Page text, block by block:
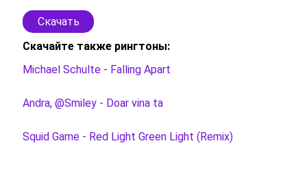
Скачать
Скачайте также рингтоны:
Michael Schulte - Falling Apart
Andra, @Smiley - Doar vina ta
Squid Game - Red Light Green Light (Remix)